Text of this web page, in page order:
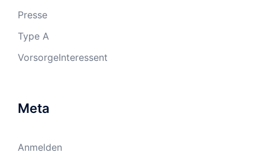
Presse
Type A
VorsorgeInteressent
Meta
Anmelden